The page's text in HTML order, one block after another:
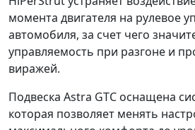
момента двигателя на рулевое
автомобиля, за счет чего
управляемость при разгоне и
виражей.
Подвеска Astra GTC оснащена
которая позволяет менять